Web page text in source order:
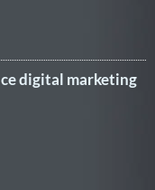
digital marketing